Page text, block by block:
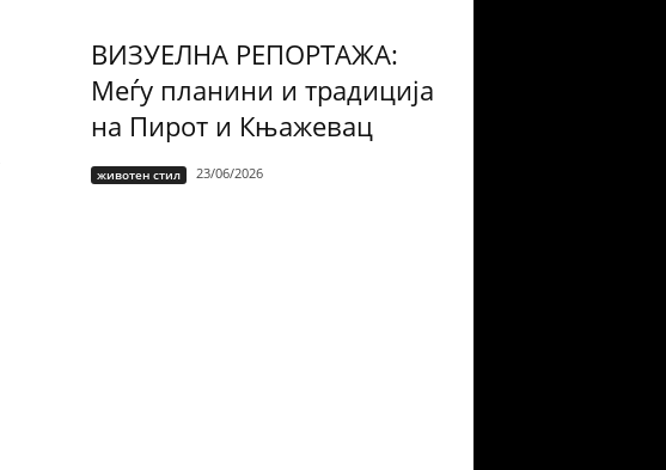
ВИЗУЕЛНА РЕПОРТАЖА:
Меѓу планини и традиција
на Пирот и Књажевац
животен стил 23/06/2026